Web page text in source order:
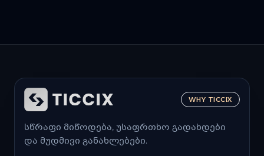
WHY TICCIX
სწრაფი მიწოდება, უსაფრთხო გადახდები
და მუდმივი განახლებები.